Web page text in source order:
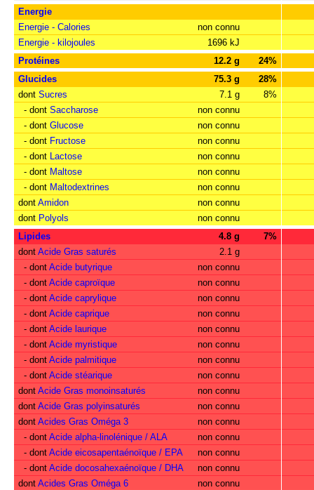
Energie
Energie - Calories
non connu
Energie - kilojoules
1696 kJ
Protéines
12.2 g
24%
Glucides
75.3 g
28%
dont Sucres 7.1 g
8%
- dont Saccharose
non connu
- dont Glucose
non connu
- dont Fructose
non connu
- dont Lactose
non connu
- dont Maltose
non connu
- dont Maltodextrines
non connu
dont Amidon
non connu
dont Polyols
non connu
Lipides
4.8 g
7%
dont Acide Gras saturés
2.1 g
- dont Acide butyrique
non connu
- dont Acide caproïque
non connu
- dont Acide caprylique
non connu
- dont Acide caprique
non connu
- dont Acide laurique
non connu
- dont Acide myristique
non connu
- dont Acide palmitique
non connu
- dont Acide stéarique
non connu
dont Acide Gras monoinsaturés
non connu
dont Acide Gras polyinsaturés
non connu
dont Acides Gras Oméga 3
non connu
- dont Acide alpha-linolénique / ALA
non connu
- dont Acide eicosapentaénoïque / EPA
non connu
- dont Acide docosahexaénoïque / DHA
non connu
dont Acides Gras Oméga 6
non connu